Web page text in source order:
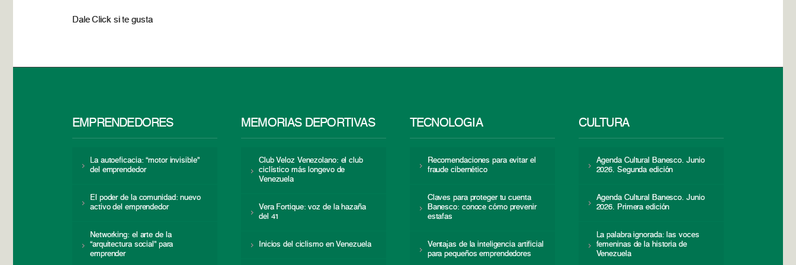
Dale Click si te gusta
EMPRENDEDORES
La autoeficacia: “motor invisible”
del emprendedor
El poder de la comunidad: nuevo
activo del emprendedor
Networking: el arte de la
“arquitectura social” para
emprender
MEMORIAS DEPORTIVAS
Club Veloz Venezolano: el club
ciclístico más longevo de
Venezuela
Vera Fortique: voz de la hazaña
del 41
Inicios del ciclismo en Venezuela
TECNOLOGÍA
Recomendaciones para evitar el
fraude cibernético
Claves para proteger tu cuenta
Banesco: conoce cómo prevenir
estafas
Ventajas de la inteligencia artificial
para pequeños emprendedores
CULTURA
Agenda Cultural Banesco. Junio
2026. Segunda edición
Agenda Cultural Banesco. Junio
2026. Primera edición
La palabra ignorada: las voces
femeninas de la historia de
Venezuela